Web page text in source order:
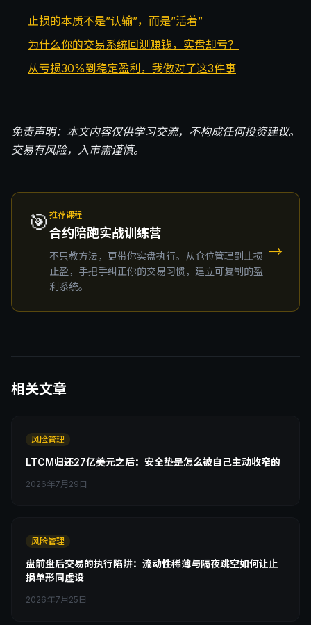
止损的本质不是”认输”，而是”活着”
为什么你的交易系统回测赚钱，实盘却亏？
从亏损30%到稳定盈利，我做对了这3件事
免责声明：本文内容仅供学习交流，不构成任何投资建议。
交易有风险，入市需谨慎。
🎯 推荐课程
合约陪跑实战训练营
不只教方法，更带你实盘执行。从仓位管理到止损
止盈，手把手纠正你的交易习惯，建立可复制的盈
利系统。
→
相关文章
风险管理
LTCM归还27亿美元之后：安全垫是怎么被自己主动收窄的
2026年7月29日
风险管理
盘前盘后交易的执行陷阱：流动性稀薄与隔夜跳空如何让止
损单形同虚设
2026年7月25日